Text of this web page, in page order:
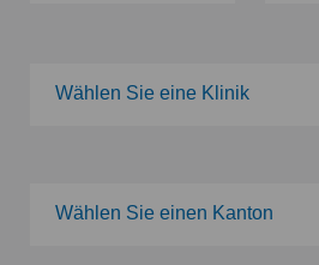
Wählen Sie eine Klinik
Clinica Ars Medica
Wählen Sie einen Kanton